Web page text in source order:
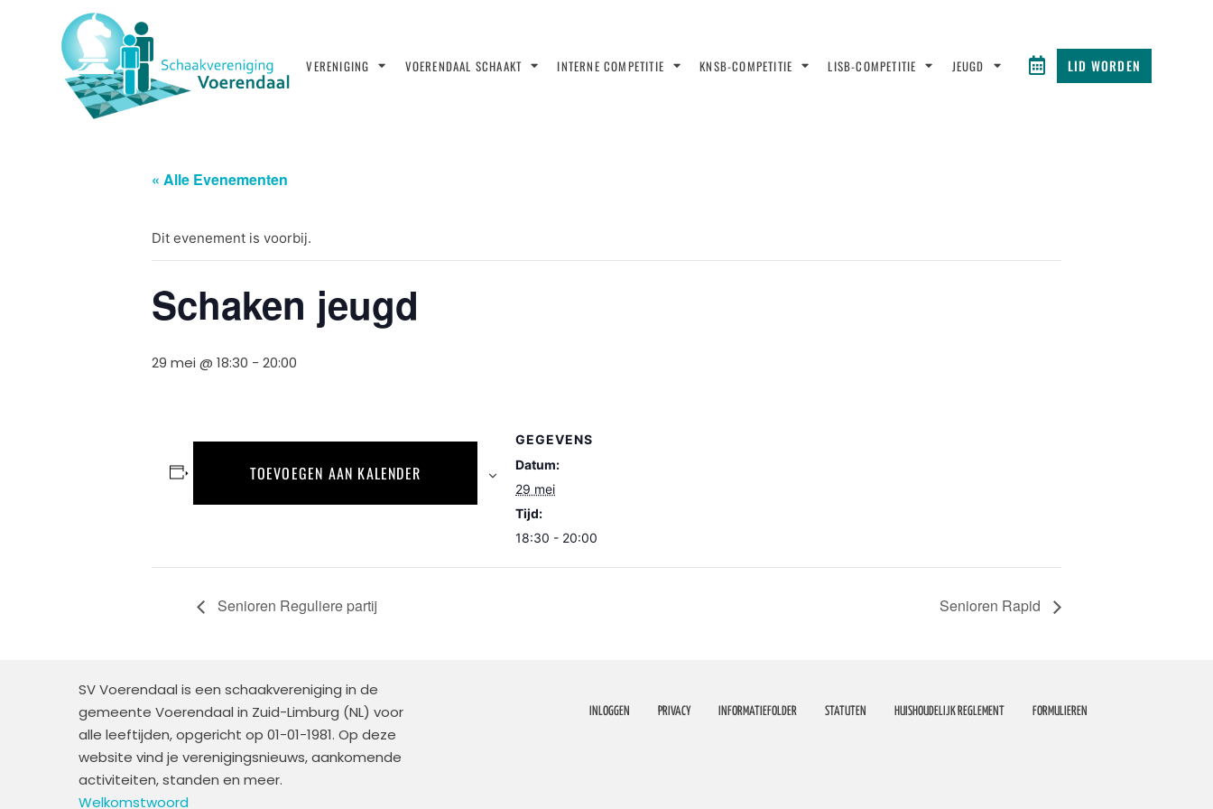
VERENIGING VOERENDAAL SCHAAKT INTERNE COMPETITIE KNSB-COMPETITIE LISB-COMPETITIE JEUGD LID WORDEN
« Alle Evenementen
Dit evenement is voorbij.
Schaken jeugd
29 mei @ 18:30 - 20:00
TOEVOEGEN AAN KALENDER
GEGEVENS
Datum:
29 mei
Tijd:
18:30 - 20:00
Senioren Reguliere partij Senioren Rapid
SV Voerendaal is een schaakvereniging in de
gemeente Voerendaal in Zuid-Limburg (NL) voor
alle leeftijden, opgericht op 01-01-1981. Op deze
website vind je verenigingsnieuws, aankomende
activiteiten, standen en meer.
Welkomstwoord
INLOGGEN PRIVACY INFORMATIEFOLDER STATUTEN HUISHOUDELIJK REGLEMENT FORMULIEREN